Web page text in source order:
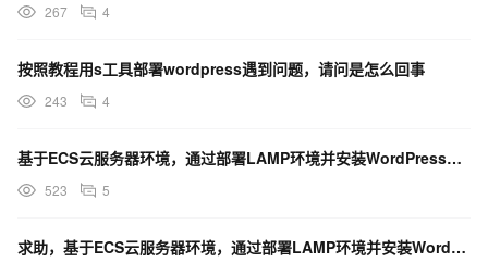
267 4
按照教程用s工具部署wordpress遇到问题，请问是怎么回事
243 4
基于ECS云服务器环境，通过部署LAMP环境并安装WordPress快速搭建个人博客
523 5
求助，基于ECS云服务器环境，通过部署LAMP环境并安装WordPress快速搭建个人博客如何做